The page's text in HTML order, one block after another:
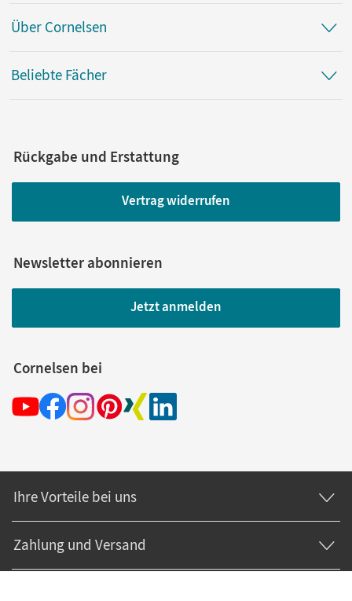
Über Cornelsen
Beliebte Fächer
Rückgabe und Erstattung
Vertrag widerrufen
Newsletter abonnieren
Jetzt anmelden
Cornelsen bei
Ihre Vorteile bei uns
Zahlung und Versand